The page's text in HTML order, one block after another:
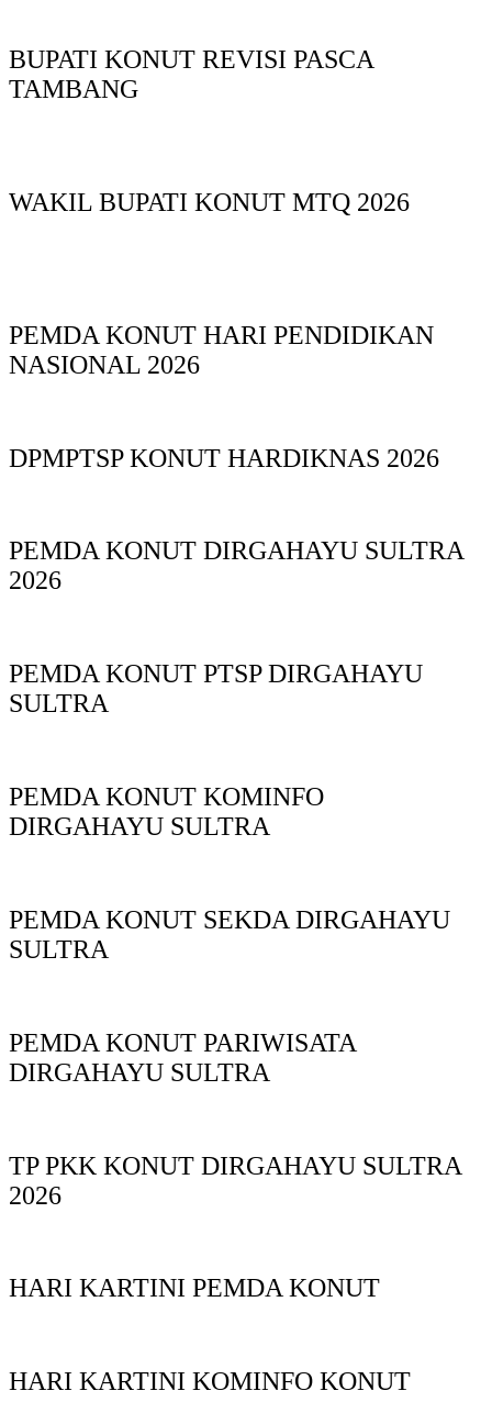
BUPATI KONUT REVISI PASCA
TAMBANG
WAKIL BUPATI KONUT MTQ 2026
PEMDA KONUT HARI PENDIDIKAN
NASIONAL 2026
DPMPTSP KONUT HARDIKNAS 2026
PEMDA KONUT DIRGAHAYU SULTRA
2026
PEMDA KONUT PTSP DIRGAHAYU
SULTRA
PEMDA KONUT KOMINFO
DIRGAHAYU SULTRA
PEMDA KONUT SEKDA DIRGAHAYU
SULTRA
PEMDA KONUT PARIWISATA
DIRGAHAYU SULTRA
TP PKK KONUT DIRGAHAYU SULTRA
2026
HARI KARTINI PEMDA KONUT
HARI KARTINI KOMINFO KONUT